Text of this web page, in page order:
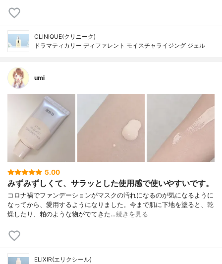
CLINIQUE(クリニーク)
ドラマティカリー ディファレント モイスチャライジング ジェル
umi
5.00
みずみずしくて、サラッとした使用感で使いやすいです。
コロナ禍でファンデーションがマスクの汚れになるのが気になるように
なってから、愛用するようになりました。今まで肌に下地を塗ると、乾
燥したり、粕のような物がでてきた…続きを見る
ELIXIR(エリクシール)